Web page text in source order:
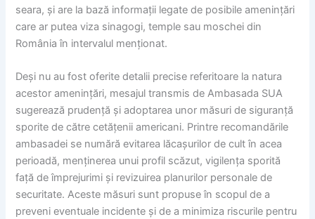
seara, și are la bază informații legate de posibile amenințări
care ar putea viza sinagogi, temple sau moschei din
România în intervalul menționat.
Deși nu au fost oferite detalii precise referitoare la natura
acestor amenințări, mesajul transmis de Ambasada SUA
sugerează prudență și adoptarea unor măsuri de siguranță
sporite de către cetățenii americani. Printre recomandările
ambasadei se numără evitarea lăcașurilor de cult în acea
perioadă, menținerea unui profil scăzut, vigilența sporită
față de împrejurimi și revizuirea planurilor personale de
securitate. Aceste măsuri sunt propuse în scopul de a
preveni eventuale incidente și de a minimiza riscurile pentru